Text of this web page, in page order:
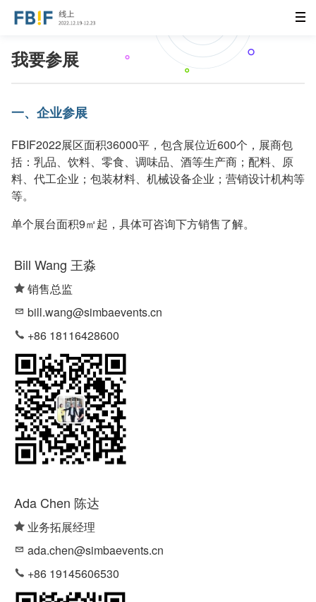
我要参展
一、企业参展
FBIF2022展区面积36000平，包含展位近600个，展商包
括：乳品、饮料、零食、调味品、酒等生产商；配料、原
料、代工企业；包装材料、机械设备企业；营销设计机构等
等。
单个展台面积9㎡起，具体可咨询下方销售了解。
Bill Wang 王淼
销售总监
bill.wang@simbaevents.cn
+86 18116428600
Ada Chen 陈达
业务拓展经理
ada.chen@simbaevents.cn
+86 19145606530